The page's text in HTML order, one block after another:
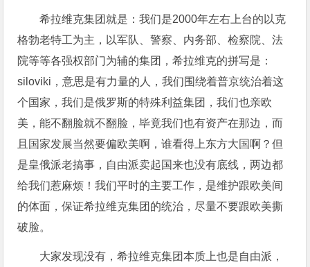
希拉维克集团就是：我们是2000年左右上台的以克
格勃老特工为主，以军队、警察、内务部、检察院、法
院等等各强权部门为辅的集团，希拉维克的拼写是：
siloviki，意思是有力量的人，我们围绕着普京统治着这
个国家，我们是俄罗斯的特殊利益集团，我们也亲欧
美，能不翻脸就不翻脸，毕竟我们也有资产在那边，而
且国家发展当然要偏欧美啊，谁看得上东方大国啊？但
是皇俄派老搞事，自由派卖起国来也没有底线，两边都
给我们惹麻烦！我们平时的主要工作，是维护跟欧美间
的体面，保证希拉维克集团的统治，尽量不要跟欧美撕
破脸。
大家发现没有，希拉维克集团本质上也是自由派，